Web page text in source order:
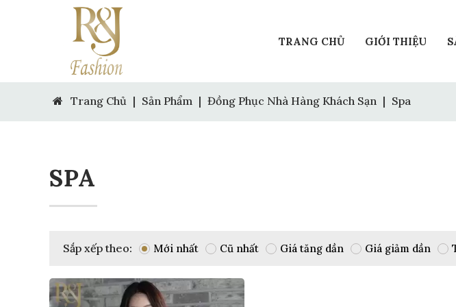
TRANG CHỦ GIỚI THIỆU
Trang Chủ | Sản Phẩm | Đồng Phục Nhà Hàng Khách Sạn | Spa
SPA
Sắp xếp theo: Mới nhất Cũ nhất Giá tăng dần Giá giảm dần